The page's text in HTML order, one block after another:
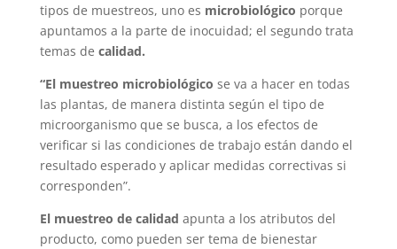
tipos de muestreos, uno es microbiológico porque
apuntamos a la parte de inocuidad; el segundo trata
temas de calidad.
“El muestreo microbiológico se va a hacer en todas
las plantas, de manera distinta según el tipo de
microorganismo que se busca, a los efectos de
verificar si las condiciones de trabajo están dando el
resultado esperado y aplicar medidas correctivas si
corresponden”.
El muestreo de calidad apunta a los atributos del
producto, como pueden ser tema de bienestar